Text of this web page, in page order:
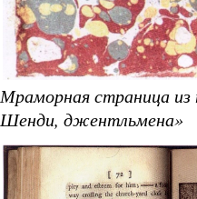
Мраморная страница из
Шенди, джентльмена»